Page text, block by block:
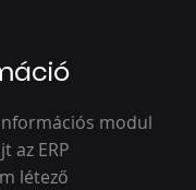
modul
az ERP
létező